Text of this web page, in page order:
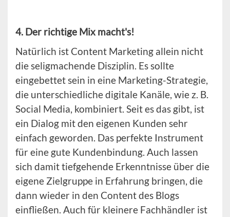
4. Der richtige Mix macht's!
Natürlich ist Content Marketing allein nicht
die seligmachende Disziplin. Es sollte
eingebettet sein in eine Marketing-Strategie,
die unterschiedliche digitale Kanäle, wie z. B.
Social Media, kombiniert. Seit es das gibt, ist
ein Dialog mit den eigenen Kunden sehr
einfach geworden. Das perfekte Instrument
für eine gute Kundenbindung. Auch lassen
sich damit tiefgehende Erkenntnisse über die
eigene Zielgruppe in Erfahrung bringen, die
dann wieder in den Content des Blogs
einfließen. Auch für kleinere Fachhändler ist